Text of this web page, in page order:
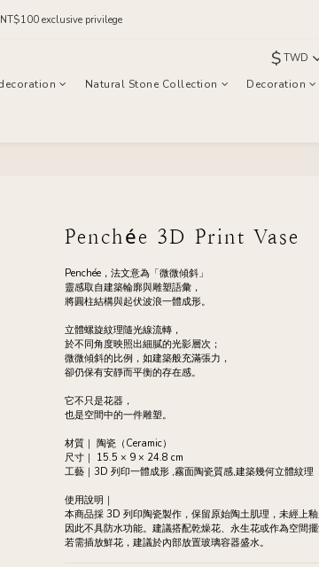
dispatch on in-stock items
NT$200 in store credit
$ TWD
Natural Stone Collection Decoration
Penchée 3D Print Vase
Penchée，法文意為「微微傾斜」
靈感取自建築輪廓與雕塑語彙，
將圓柱結構與起伏波浪一體成形。
立體螺旋紋理隨光線流轉，
於不同角度映照出細膩的光影層次；
微微傾斜的比例，如建築般充滿張力，
卻仍保有安靜而平衡的存在感。
它不只是花器，
也是空間中的一件雕塑。
材質｜ 陶瓷（Ceramic）
尺寸｜ 15.5 × 9 × 24.8 cm
工藝｜3D 列印一體成形 ,霧面陶瓷質感,建築幾何立體紋理
使用說明｜
本商品採 3D 列印陶瓷製作，保留原始陶土肌理，未經上釉
因此不具防水功能。建議搭配乾燥花、永生花或作為空間擺
若需插放鮮花，建議於內部放置玻璃容器盛水。